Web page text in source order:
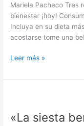
Mariela Pacheco Tres
bienestar ¡hoy!
Incluya en su dieta
acostarse tome una
Leer más »
«La siesta
beneficia